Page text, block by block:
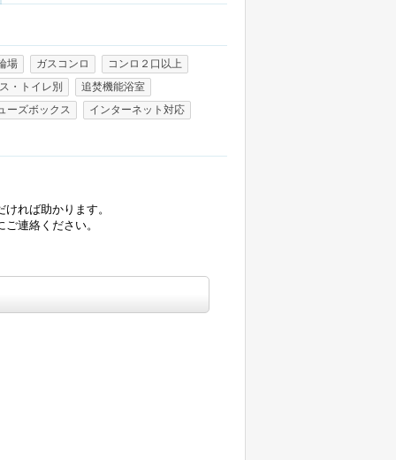
場 ガスコンロ
コンロ２口以上
・トイレ別
追焚機能浴室
ーズボックス
インターネット対応
れば助かります。
連絡ください。